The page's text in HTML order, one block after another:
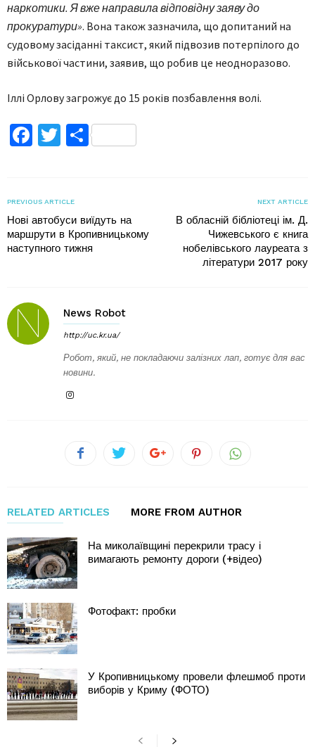
наркотики. Я вже направила відповідну заяву до
прокуратури». Вона також зазначила, що допитаний на
судовому засіданні таксист, який підвозив потерпілого до
військової частини, заявив, що робив це неодноразово.
Іллі Орлову загрожує до 15 років позбавлення волі.
Facebook
TwitterПоділитися
PREVIOUS ARTICLE
Нові автобуси виїдуть на
маршрути в Кропивницькому
наступного тижня
NEXT ARTICLE
В обласній бібліотеці ім. Д.
Чижевського є книга
нобелівського лауреата з
літератури 2017 року
News Robot
http://uc.kr.ua/
Робот, який, не покладаючи залізних лап, готує для вас
новини.
RELATED ARTICLES MORE FROM AUTHOR
На миколаївщині перекрили трасу і
вимагають ремонту дороги (+відео)
Фотофакт: пробки
У Кропивницькому провели флешмоб проти
виборів у Криму (ФОТО)